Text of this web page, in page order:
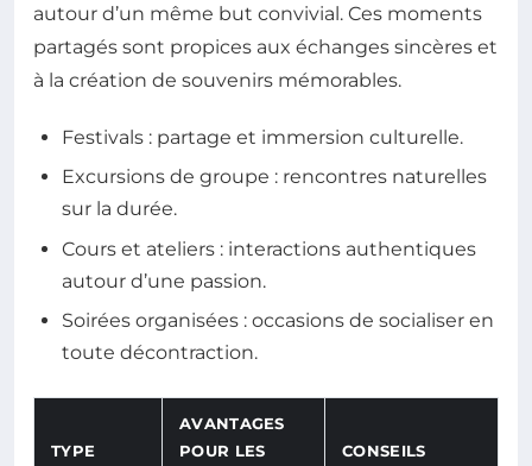
autour d’un même but convivial. Ces moments
partagés sont propices aux échanges sincères et
à la création de souvenirs mémorables.
Festivals : partage et immersion culturelle.
Excursions de groupe : rencontres naturelles
sur la durée.
Cours et ateliers : interactions authentiques
autour d’une passion.
Soirées organisées : occasions de socialiser en
toute décontraction.
TYPE
AVANTAGES
POUR LES
CONSEILS